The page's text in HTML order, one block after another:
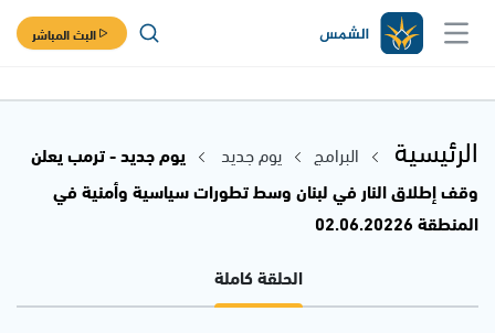
البث المباشر
الرئيسية البرامج يوم جديد
يوم جديد - ترمب يعلن
وقف إطلاق النار في لبنان وسط تطورات سياسية وأمنية في
المنطقة 02.06.20226
الحلقة كاملة